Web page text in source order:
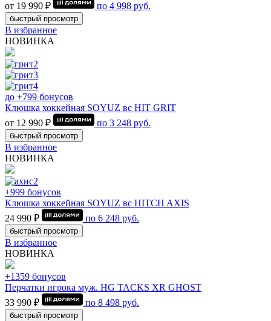
от 19 990 ₽ по 4 998 руб.
быстрый просмотр
В избранное
НОВИНКА
до +799 бонусов
Клюшка хоккейная SOYUZ вс HIT GRIT
от 12 990 ₽
по 3 248 руб.
быстрый просмотр
В избранное
НОВИНКА
+999 бонусов
Клюшка хоккейная SOYUZ вс HITCH AXIS
24 990 ₽
по 6 248 руб.
быстрый просмотр
В избранное
НОВИНКА
+1359 бонусов
Перчатки игрока муж. HG TACKS XR GHOST
33 990 ₽
по 8 498 руб.
быстрый просмотр